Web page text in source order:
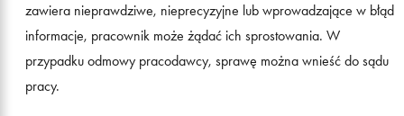
zawiera nieprawdziwe, nieprecyzyjne lub wprowadzające w błąd
informacje, pracownik może żądać ich sprostowania. W
przypadku odmowy pracodawcy, sprawę można wnieść do sądu
pracy.